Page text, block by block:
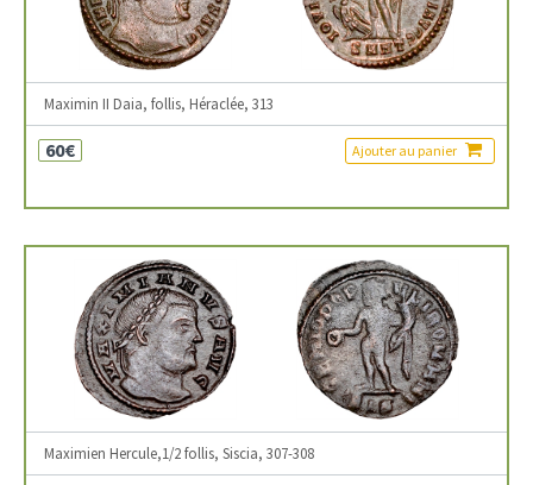
Maximin II Daia, follis, Héraclée, 313
60€ Ajouter au panier
Maximien Hercule,1/2 follis, Siscia, 307-308